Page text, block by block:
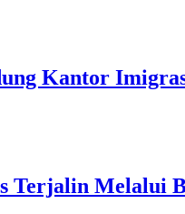
Kantor
Terjalin Melalui